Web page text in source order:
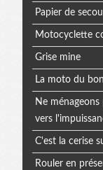
Papier de
Motocyclette
Grise mine
La moto du
Ne
vers
C'est la cerise
Rouler en